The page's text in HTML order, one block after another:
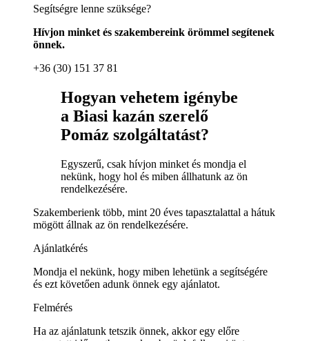
Segítségre lenne szüksége?
Hívjon minket és szakembereink örömmel segítenek
önnek.
+36 (30) 151 37 81
Hogyan vehetem igénybe
a Biasi kazán szerelő
Pomáz szolgáltatást?
Egyszerű, csak hívjon minket és mondja el
nekünk, hogy hol és miben állhatunk az ön
rendelkezésére.
Szakemberienk több, mint 20 éves tapasztalattal a hátuk
mögött állnak az ön rendelkezésére.
Ajánlatkérés
Mondja el nekünk, hogy miben lehetünk a segítségére
és ezt követően adunk önnek egy ajánlatot.
Felmérés
Ha az ajánlatunk tetszik önnek, akkor egy előre